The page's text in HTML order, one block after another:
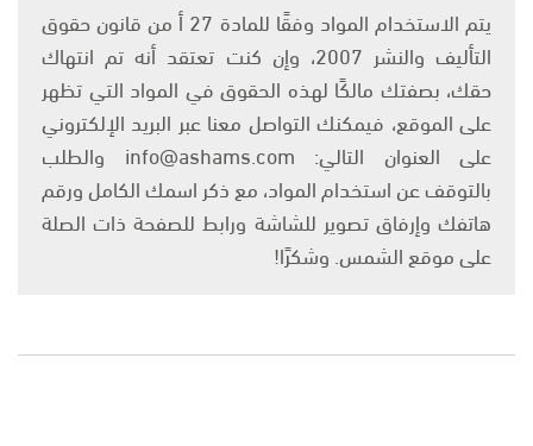
يتم الاستخدام المواد وفقًا للمادة 27 أ من قانون حقوق
التأليف والنشر 2007، وإن كنت تعتقد أنه تم انتهاك
حقك، بصفتك مالكًا لهذه الحقوق في المواد التي تظهر
على الموقع، فيمكنك التواصل معنا عبر البريد الإلكتروني
على العنوان التالي: info@ashams.com والطلب
بالتوقف عن استخدام المواد، مع ذكر اسمك الكامل ورقم
هاتفك وإرفاق تصوير للشاشة ورابط للصفحة ذات الصلة
على موقع الشمس. وشكرًا!